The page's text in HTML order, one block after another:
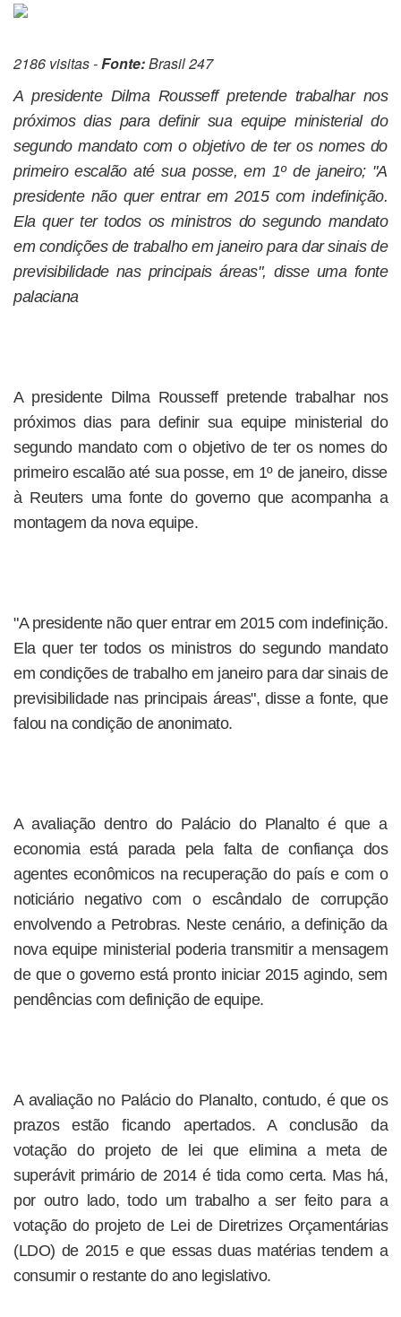
2186 visitas -Fonte:Brasil 247
A presidente Dilma Rousseff pretende trabalhar nos
próximos dias para definir sua equipe ministerial do
segundo mandato com o objetivo de ter os nomes do
primeiro escalão até sua posse, em 1º de janeiro; "A
presidente não quer entrar em 2015 com indefinição.
Ela quer ter todos os ministros do segundo mandato
em condições de trabalho em janeiro para dar sinais de
previsibilidade nas principais áreas", disse uma fonte
palaciana
A presidente Dilma Rousseff pretende trabalhar nos
próximos dias para definir sua equipe ministerial do
segundo mandato com o objetivo de ter os nomes do
primeiro escalão até sua posse, em 1º de janeiro, disse
à Reuters uma fonte do governo que acompanha a
montagem da nova equipe.
"A presidente não quer entrar em 2015 com indefinição.
Ela quer ter todos os ministros do segundo mandato
em condições de trabalho em janeiro para dar sinais de
previsibilidade nas principais áreas", disse a fonte, que
falou na condição de anonimato.
A avaliação dentro do Palácio do Planalto é que a
economia está parada pela falta de confiança dos
agentes econômicos na recuperação do país e com o
noticiário negativo com o escândalo de corrupção
envolvendo a Petrobras. Neste cenário, a definição da
nova equipe ministerial poderia transmitir a mensagem
de que o governo está pronto iniciar 2015 agindo, sem
pendências com definição de equipe.
A avaliação no Palácio do Planalto, contudo, é que os
prazos estão ficando apertados. A conclusão da
votação do projeto de lei que elimina a meta de
superávit primário de 2014 é tida como certa. Mas há,
por outro lado, todo um trabalho a ser feito para a
votação do projeto de Lei de Diretrizes Orçamentárias
(LDO) de 2015 e que essas duas matérias tendem a
consumir o restante do ano legislativo.